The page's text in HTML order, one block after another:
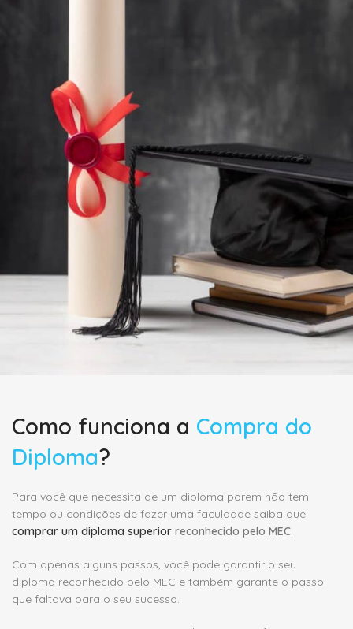
Como funciona a Compra do
Diploma?
Para você que necessita de um diploma porem não tem
tempo ou condições de fazer uma faculdade saiba que
comprar um diploma superior reconhecido pelo MEC.
Com apenas alguns passos, você pode garantir o seu
diploma reconhecido pelo MEC e também garante o passo
que faltava para o seu sucesso.